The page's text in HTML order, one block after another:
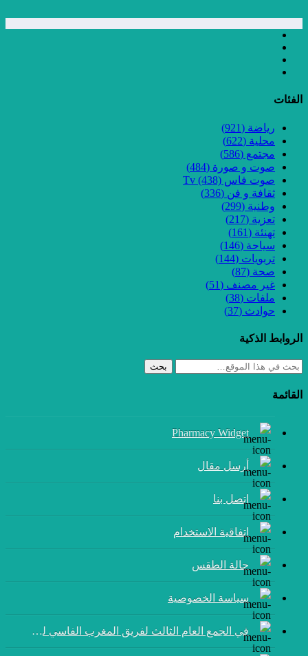
الفئات
رياضة (921)
محلية (622)
مجتمع (586)
صوت و صورة (484)
صوت فاس Tv (438)
ثقافة و فن (336)
وطنية (299)
تعزية (217)
تهنئة (161)
سياحة (146)
تربويات (144)
صحة (87)
غير مصنف (51)
ملفات (38)
حوادث (37)
الروابط الذكية
بحث
القائمة
Pharmacy Widget
أرسل مقال
إتصل بنا
اتفاقية الاستخدام
حالة الطقس
سياسة الخصوصية
في الجمع العام الثالث لفريق المغرب الفاسي لكرة القدم: